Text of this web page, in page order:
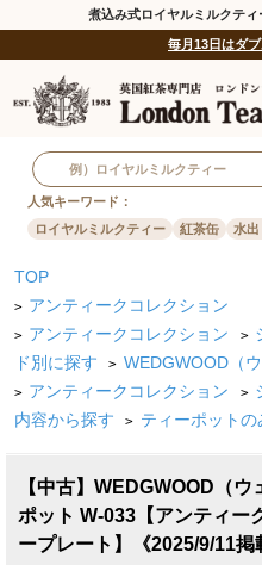
煮込み式ロイヤルミルクテ
毎月13日はダ
人気キーワード：
ロイヤルミルクティー
紅茶缶 水出
TOP
> アンティークコレクション
> アンティークコレクション >
ド別に探す
> WEDGWOOD（
> アンティークコレクション >
内容から探す
> ティーポットの
【中古】WEDGWOOD（
ポット W-033【アンティー
ープレート】《2025/9/11掲